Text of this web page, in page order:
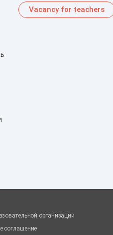
Vacancy for teachers
организации
соглашение